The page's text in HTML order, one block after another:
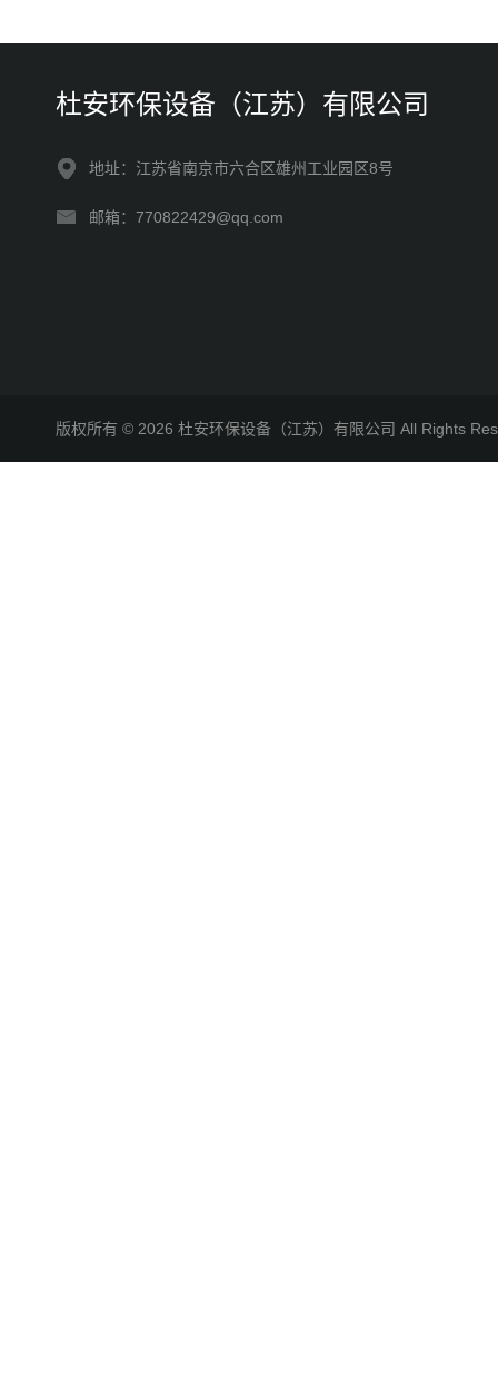
杜安环保设备（江苏）有限公司
地址：江苏省南京市六合区雄州工业园区8号
邮箱：770822429@qq.com
版权所有 © 2026 杜安环保设备（江苏）有限公司 All Rights